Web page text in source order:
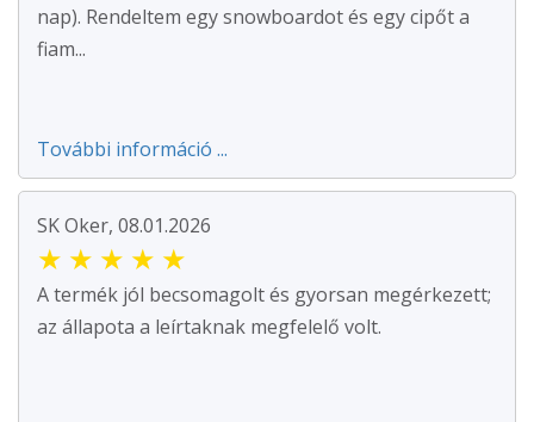
nap). Rendeltem egy snowboardot és egy cipőt a
fiam...
További információ ...
SK Oker, 08.01.2026
★ ★ ★ ★ ★
A termék jól becsomagolt és gyorsan megérkezett;
az állapota a leírtaknak megfelelő volt.